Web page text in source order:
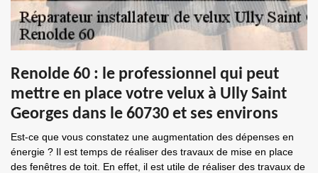
Renolde 60 : le professionnel qui peut
mettre en place votre velux à Ully Saint
Georges dans le 60730 et ses environs
Est-ce que vous constatez une augmentation des dépenses en
énergie ? Il est temps de réaliser des travaux de mise en place
des fenêtres de toit. En effet, il est utile de réaliser des travaux de